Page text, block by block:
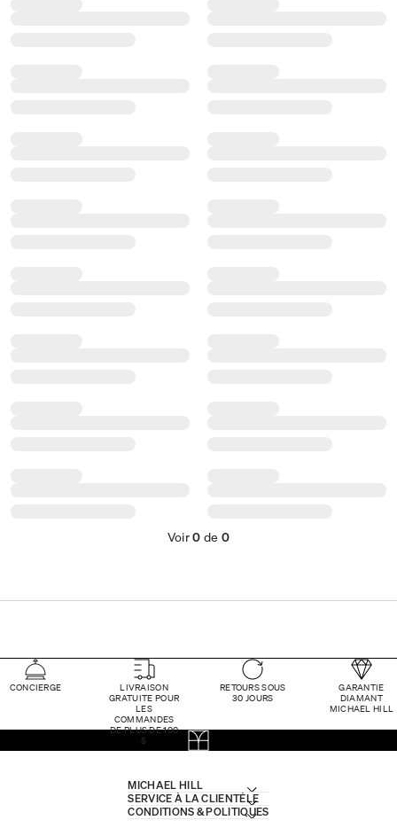
Voir0 de 0
CONCIERGE
LIVRAISON
GRATUITE POUR
LES
COMMANDES
DE PLUS DE 100
$
RETOURS SOUS
30 JOURS
GARANTIE
DIAMANT
MICHAEL HILL
MICHAEL HILL
SERVICE À LA CLIENTÈLE
CONDITIONS & POLITIQUES